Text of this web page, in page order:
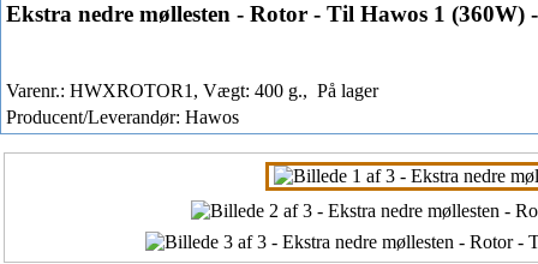
Ekstra nedre møllesten - Rotor - Til Hawos 1 (360W)
Varenr.: HWXROTOR1, Vægt: 400 g., På lager
Producent/Leverandør: Hawos